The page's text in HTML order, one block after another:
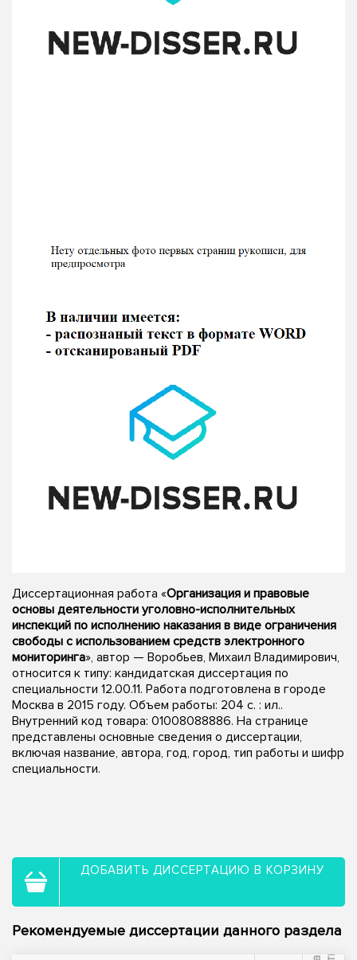
Диссертационная работа «Организация и правовые
основы деятельности уголовно-исполнительных
инспекций по исполнению наказания в виде ограничения
свободы с использованием средств электронного
мониторинга», автор — Воробьев, Михаил Владимирович,
относится к типу: кандидатская диссертация по
специальности 12.00.11. Работа подготовлена в городе
Москва в 2015 году. Объем работы: 204 с. : ил..
Внутренний код товара: 01008088886. На странице
представлены основные сведения о диссертации,
включая название, автора, год, город, тип работы и шифр
специальности.
ДОБАВИТЬ ДИССЕРТАЦИЮ В КОРЗИНУ
Рекомендуемые диссертации данного раздела